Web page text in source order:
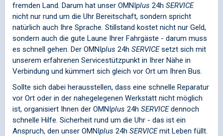
fremden Land. Darum hat unser OMNIplus 24h SERVICE
nicht nur rund um die Uhr Bereitschaft, sondern spricht
natürlich auch Ihre Sprache. Stillstand kostet nicht nur Geld,
sondern auch die gute Laune Ihrer Fahrgäste - darum muss
es schnell gehen. Der OMNIplus 24h SERVICEsetzt sich mit
unserem erfahrenen Servicestützpunkt in Ihrer Nähe in
Verbindung und kümmert sich gleich vor Ort um Ihren Bus.
Sollte sich dabei herausstellen, dass eine schnelle Reparatur
vor Ort oder in der nahegelegenen Werkstatt nicht möglich
ist, organisiert Ihnen der OMNIplus 24h SERVICEdennoch
schnelle Hilfe. Sicherheit rund um die Uhr - das ist ein
Anspruch, den unser OMNIplus 24h SERVICEmit Leben füllt.